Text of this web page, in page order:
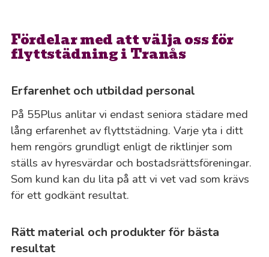
Fördelar med att välja oss för
flyttstädning i Tranås
Erfarenhet och utbildad personal
På 55Plus anlitar vi endast seniora städare med
lång erfarenhet av flyttstädning. Varje yta i ditt
hem rengörs grundligt enligt de riktlinjer som
ställs av hyresvärdar och bostadsrättsföreningar.
Som kund kan du lita på att vi vet vad som krävs
för ett godkänt resultat.
Rätt material och produkter för bästa
resultat